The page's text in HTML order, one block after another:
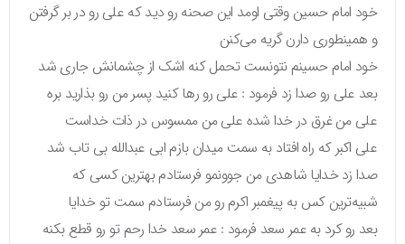
خود امام حسین وقتی اومد این صحنه رو دید که علی رو در بر گرفتن
و همینطوری دارن گریه می‌کنن
خود امام حسینم نتونست تحمل کنه اشک از چشمانش جاری شد
بعد علی رو صدا زد فرمود : علی رو رها کنید پسر من رو بذارید بره
علی من غرق در خدا شده علی من ممسوس در ذات خداست
علی اکبر که راه افتاد به سمت میدان بازم ابی عبدالله بی تاب شد
صدا زد خدایا شاهدی من جوونمو فرستادم بهترین کسی که
شبیه‌ترین کس به پیغمبر اکرم رو من فرستادم سمت تو خدایا
بعد رو کرد به عمر سعد فرمود : عمر سعد خدا رحم تو رو قطع بکنه